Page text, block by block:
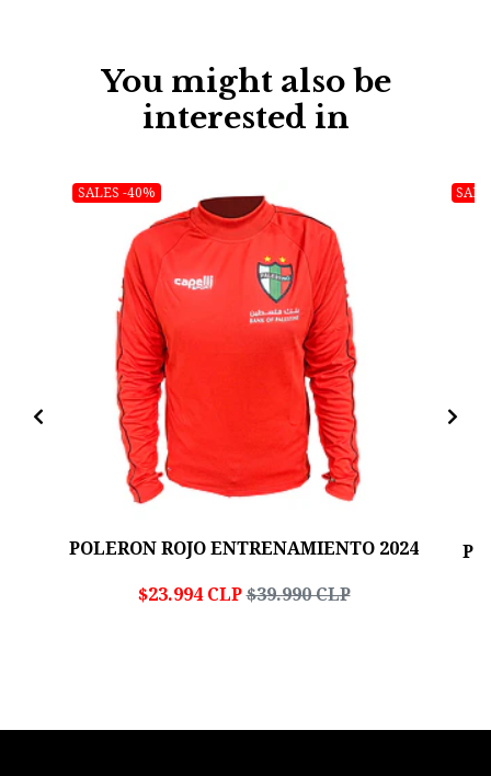
You might also be
interested in
SALES -40%
POLERON ROJO ENTRENAMIENTO 2024
$23.994 CLP $39.990 CLP